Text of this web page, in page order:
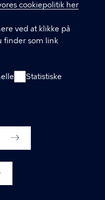
cookiepolitik her
ved at klikke på
finder som link
Statistiske